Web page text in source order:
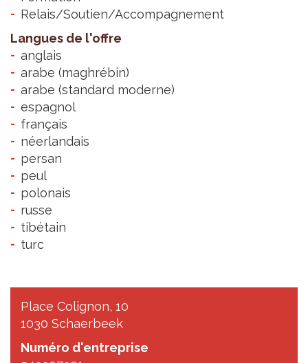
Relais/Soutien/Accompagnement
Langues de l'offre
anglais
arabe (maghrébin)
arabe (standard moderne)
espagnol
français
néerlandais
persan
peul
polonais
russe
tibétain
turc
Place Colignon, 10
1030 Schaerbeek
Numéro d'entreprise